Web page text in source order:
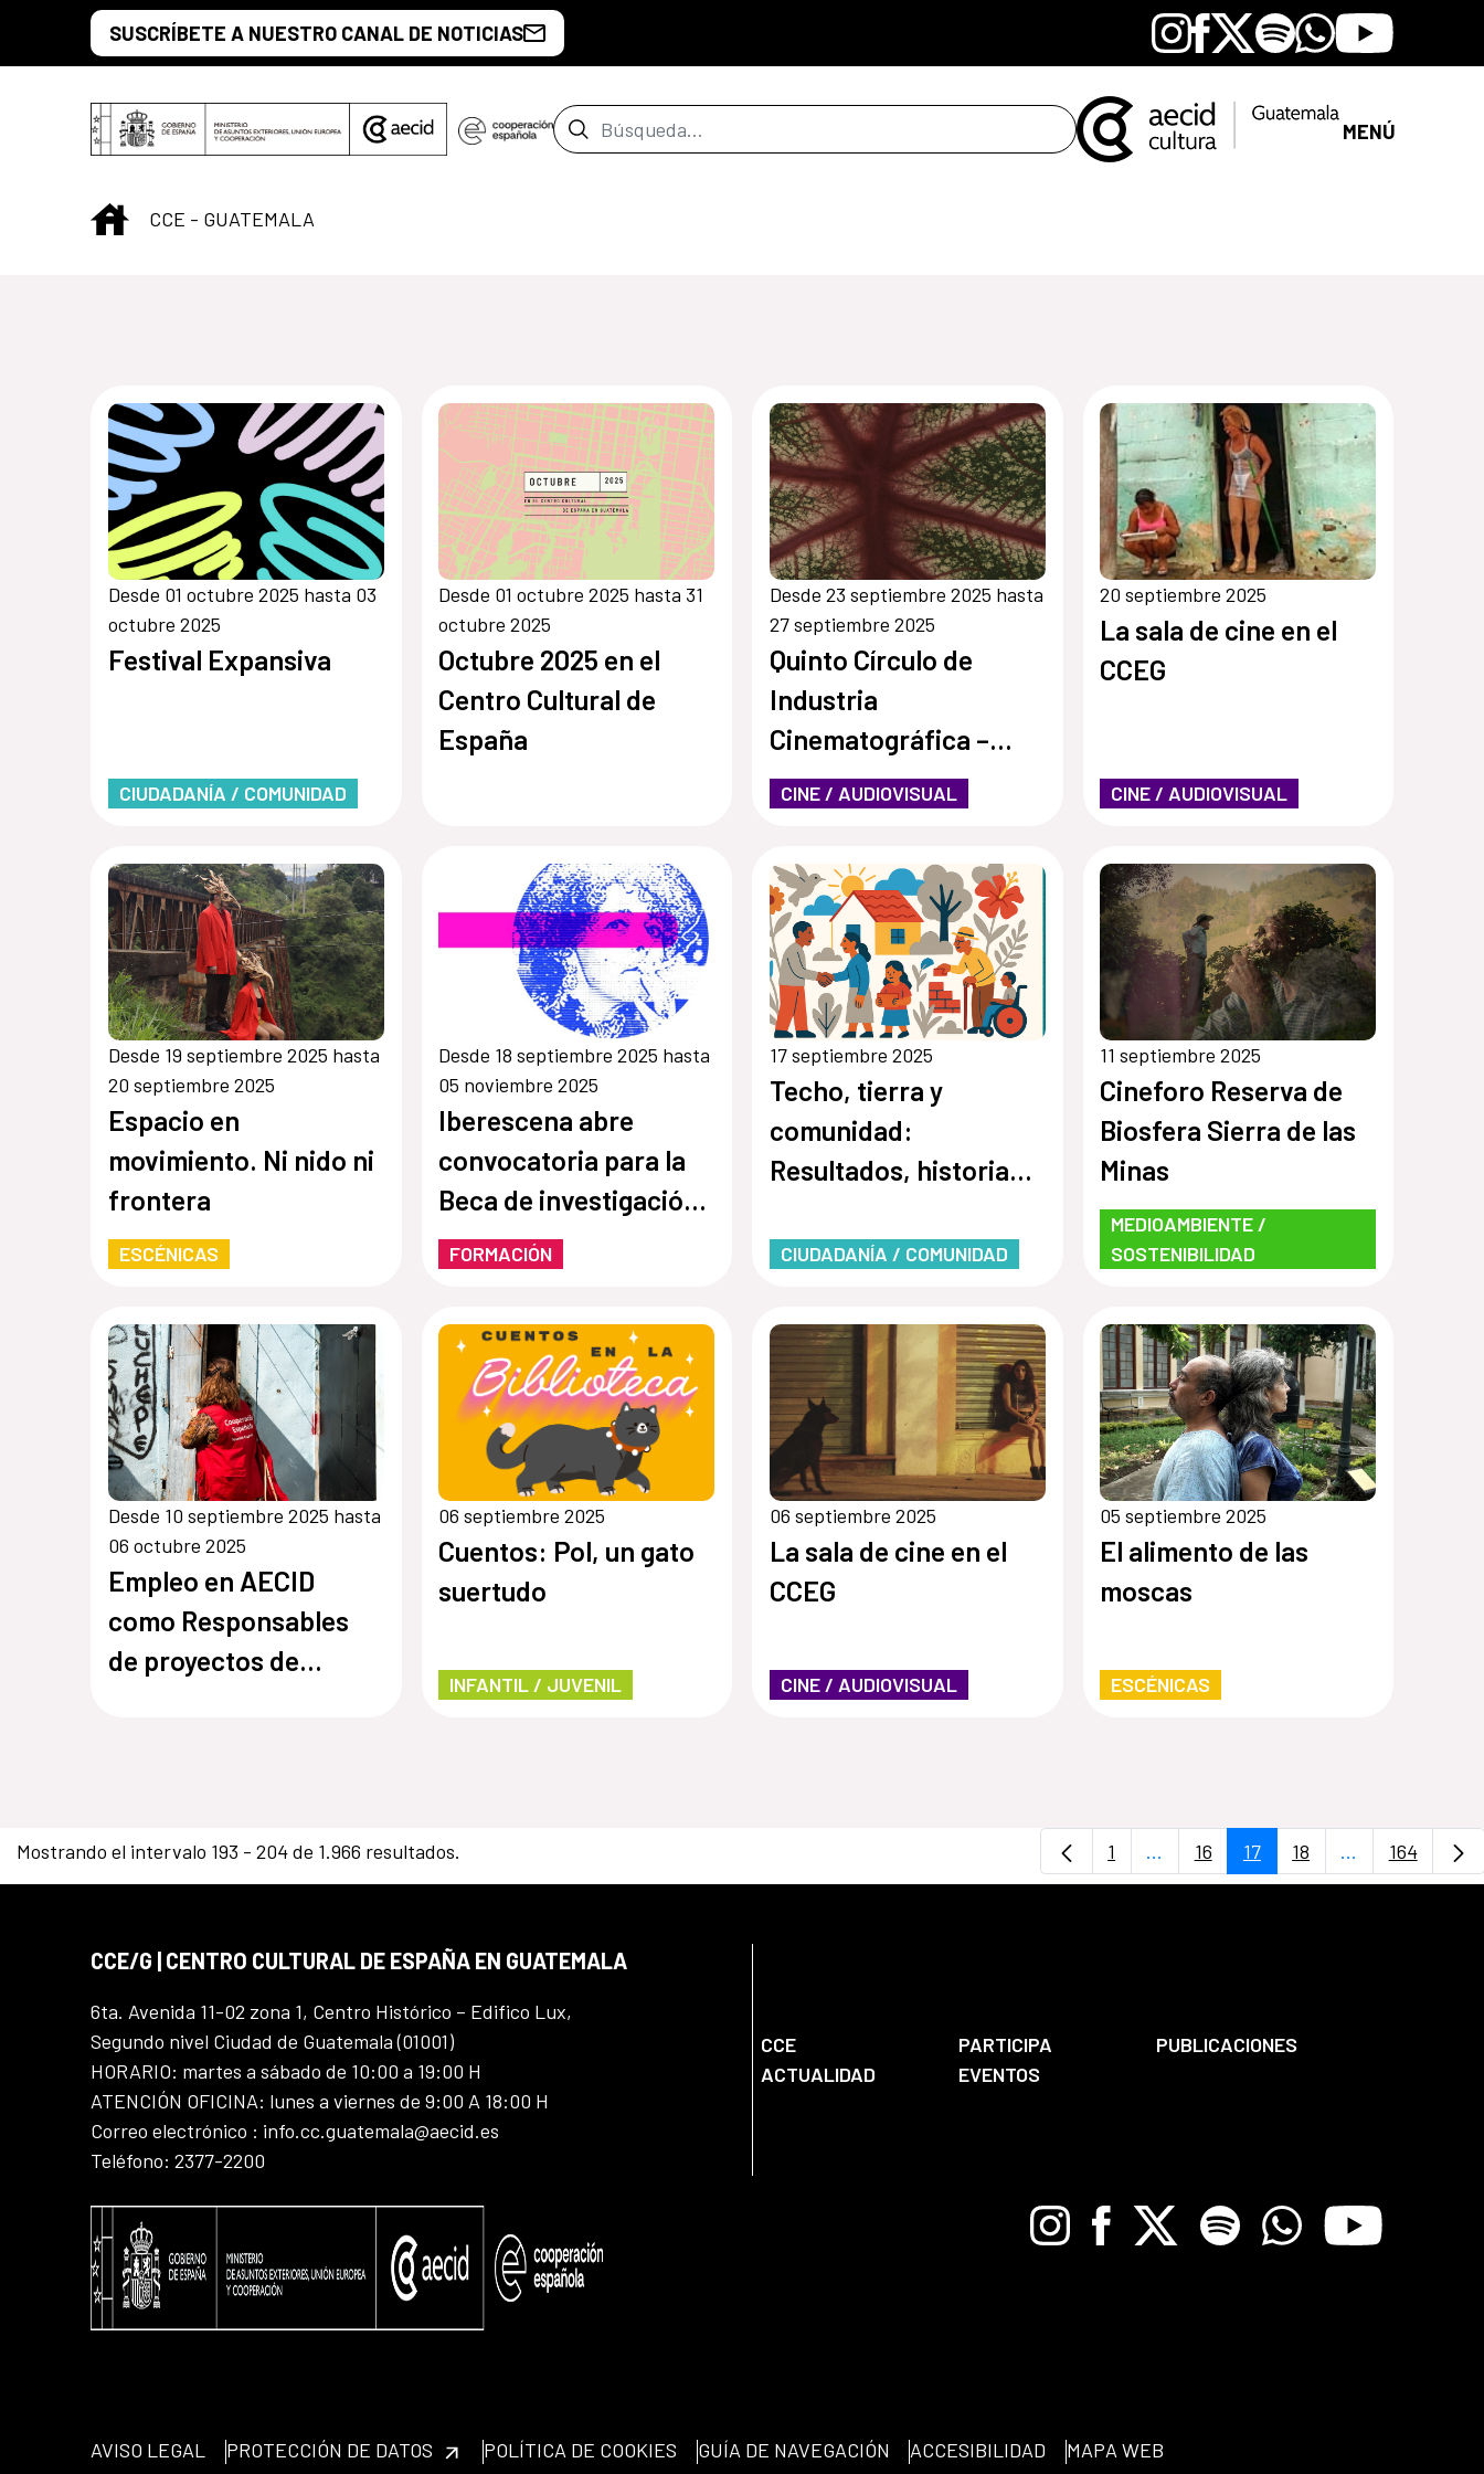
Saltar al contenido principal
SUSCRÍBETE A NUESTRO CANAL DE NOTICIAS Instagram
Facebook
X SpotifyWhatsapp
Youtube
Barra de búsqueda MENÚ
INICIO
CCE - GUATEMALA
Desde 01 octubre 2025 hasta 03
octubre 2025
Festival Expansiva
CIUDADANÍA / COMUNIDAD
Desde 01 octubre 2025 hasta 31
octubre 2025
Octubre 2025 en el
Centro Cultural de
España
Desde 23 septiembre 2025 hasta
27 septiembre 2025
Quinto Círculo de
Industria
Cinematográfica –
Mesoamérica y el
Caribe- Taller
“Pantalla en Llamas”
CINE / AUDIOVISUAL
20 septiembre 2025
La sala de cine en el
CCEG
CINE / AUDIOVISUAL
Desde 19 septiembre 2025 hasta
20 septiembre 2025
Espacio en
movimiento. Ni nido ni
frontera
ESCÉNICAS
Desde 18 septiembre 2025 hasta
05 noviembre 2025
Iberescena abre
convocatoria para la
Beca de investigación
Magaly Muguecia
2025-2027
FORMACIÓN
17 septiembre 2025
Techo, tierra y
comunidad:
Resultados, historias y
cooperativa en
CIUDADANÍA / COMUNIDAD
11 septiembre 2025
Cineforo Reserva de
Biosfera Sierra de las
Minas
MEDIOAMBIENTE /
SOSTENIBILIDAD
Desde 10 septiembre 2025 hasta
06 octubre 2025
Empleo en AECID
como Responsables
de proyectos de
06 septiembre 2025
Cuentos: Pol, un gato
suertudo
INFANTIL / JUVENIL
06 septiembre 2025
La sala de cine en el
CCEG
CINE / AUDIOVISUAL
05 septiembre 2025
El alimento de las
moscas
ESCÉNICAS
Mostrando el intervalo 193 - 204 de 1.966 resultados. Página
1 ...Páginas intermedias Use TAB para
Página
16 Página
17 Página
18 ...PáginasPágina
164
CCE/G | CENTRO CULTURAL DE ESPAÑA EN GUATEMALA
6ta. Avenida 11-02 zona 1, Centro Histórico – Edifico Lux,
Segundo nivel Ciudad de Guatemala (01001)
HORARIO: martes a sábado de 10:00 a 19:00 H
ATENCIÓN OFICINA: lunes a viernes de 9:00 A 18:00 H
Correo electrónico : info.cc.guatemala@aecid.es
Teléfono: 2377-2200
CCE PARTICIPA
PUBLICACIONES
ACTUALIDAD
EVENTOS
InstagramFacebook
X Spotify WhatsappYoutube
AVISO LEGAL PROTECCIÓN DE DATOS POLÍTICA DE COOKIES GUÍA DE NAVEGACIÓN ACCESIBILIDAD MAPA WEB